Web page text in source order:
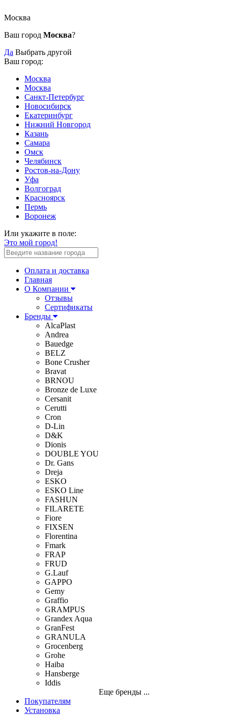
Москва
Ваш город Москва?
Да Выбрать другой
Ваш город:
Москва
Москва
Санкт-Петербург
Новосибирск
Екатеринбург
Нижний Новгород
Казань
Самара
Омск
Челябинск
Ростов-на-Дону
Уфа
Волгоград
Красноярск
Пермь
Воронеж
Или укажите в поле:
Это мой город!
Оплата и доставка
Главная
О Компании
Отзывы
Сертификаты
Бренды
AlcaPlast
Andrea
Bauedge
BELZ
Bone Crusher
Bravat
BRNOU
Bronze de Luxe
Cersanit
Cerutti
Cron
D-Lin
D&K
Dionis
DOUBLE YOU
Dr. Gans
Dreja
ESKO
ESKO Line
FASHUN
FILARETE
Fiore
FIXSEN
Florentina
Fmark
FRAP
FRUD
G.Lauf
GAPPO
Gemy
Graffio
GRAMPUS
Grandex Aqua
GranFest
GRANULA
Grocenberg
Grohe
Haiba
Hansberge
Iddis
Еще бренды ...
Покупателям
Установка